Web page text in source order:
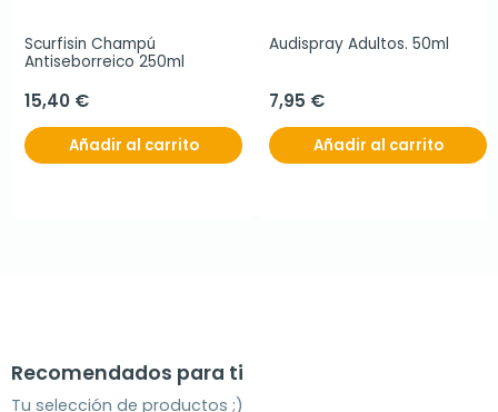
Scurfisin Champú
Antiseborreico 250ml
15,40 €
Añadir al carrito
Audispray Adultos. 50ml
7,95 €
Añadir al carrito
Recomendados para ti
Tu selección de productos ;)